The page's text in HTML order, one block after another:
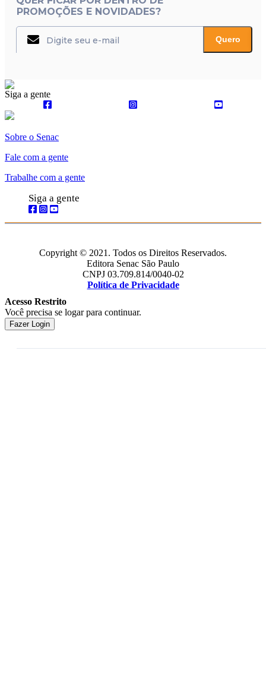
PROMOÇÕES E NOVIDADES?
Quero
Siga a gente
Sobre o Senac
Fale com a gente
Trabalhe com a gente
Siga a gente
Copyright © 2021. Todos os Direitos Reservados.
Editora Senac São Paulo
CNPJ 03.709.814/0040-02
Política de Privacidade
Acesso Restrito
Você precisa se logar para continuar.
Fazer Login